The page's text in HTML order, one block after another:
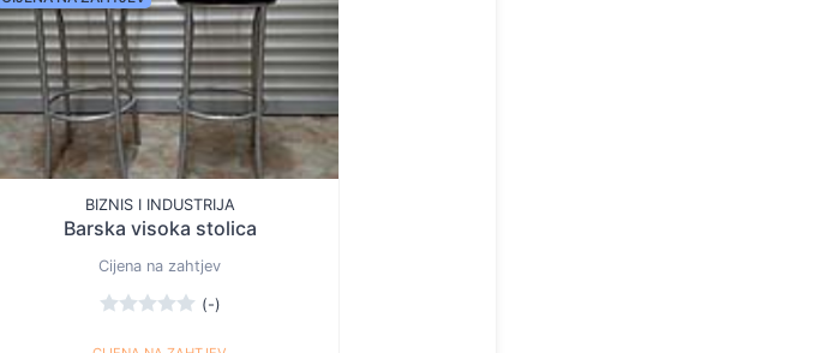
BIZNIS I INDUSTRIJA
Barska visoka stolica
Cijena na zahtjev
(-)